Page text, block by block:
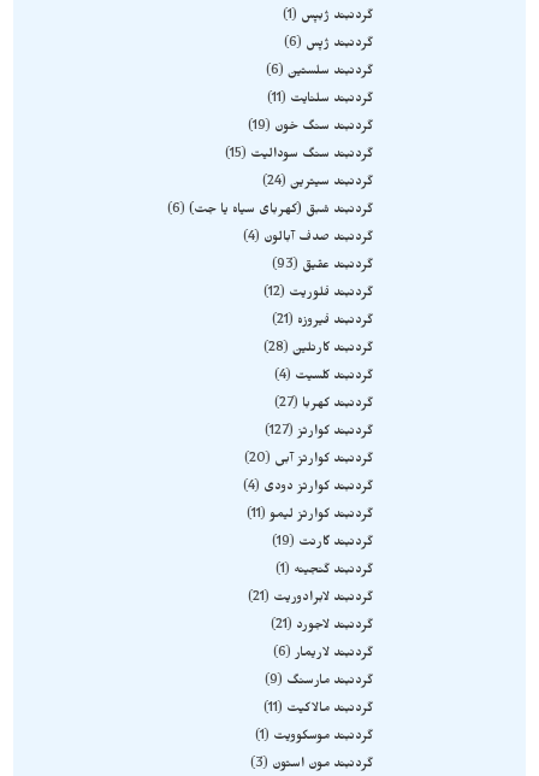
گردنبند ژبپس
1
گردنبند ژپس
6
گردنبند سلستین 6
گردنبند سلنایت
11
گردنبند سنگ خون
19
گردنبند سنگ سودالیت
15
گردنبند سیترین 24
گردنبند شبق (کهربای سیاه یا جت) 6
گردنبند صدف آبالون
4
گردنبند عقیق
93
گردنبند فلوریت
12
گردنبند فیروزه
21
گردنبند کارنلین 28
گردنبند کلسیت
4
گردنبند کهربا
27
گردنبند کوارتز 127
گردنبند کوارتز آبی
20
گردنبند کوارتز دودی
4
گردنبند کوارتز لیمو 11
گردنبند گارنت
19
گردنبند گنجینه
1
گردنبند لابرادوریت
21
گردنبند لاجورد
21
گردنبند لاریمار 6
گردنبند مارسنگ
9
گردنبند مالاکیت
11
گردنبند موسکوویت
1
گردنبند مون استون
3